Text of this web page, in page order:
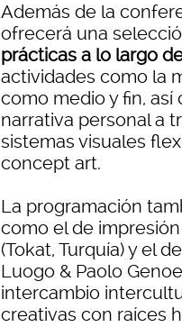
Además de la
ofrecerá una
prácticas a lo largo
actividades como la
como medio y fin,
narrativa personal a
sistemas visuales
concept art.
La programación
como el de
(Tokat, Turquía) y el
Luogo & Paolo
intercambio
creativas con raíces